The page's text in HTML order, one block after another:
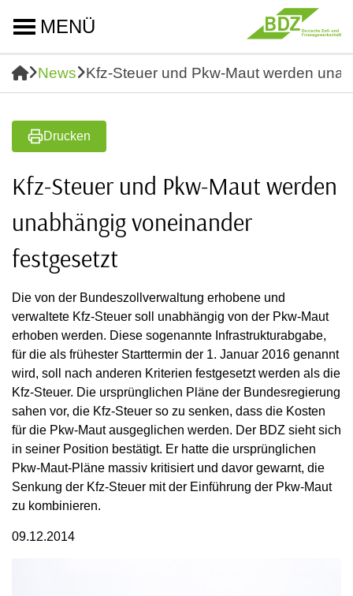
MENÜ
News Kfz-Steuer und Pkw-Maut werden
Drucken
Kfz-Steuer und Pkw-Maut werden
unabhängig voneinander
festgesetzt
Die von der Bundeszollverwaltung erhobene und
verwaltete Kfz-Steuer soll unabhängig von der Pkw-Maut
erhoben werden. Diese sogenannte Infrastrukturabgabe,
für die als frühester Starttermin der 1. Januar 2016 genannt
wird, soll nach anderen Kriterien festgesetzt werden als die
Kfz-Steuer. Die ursprünglichen Pläne der Bundesregierung
sahen vor, die Kfz-Steuer so zu senken, dass die Kosten
für die Pkw-Maut ausgeglichen werden. Der BDZ sieht sich
in seiner Position bestätigt. Er hatte die ursprünglichen
Pkw-Maut-Pläne massiv kritisiert und davor gewarnt, die
Senkung der Kfz-Steuer mit der Einführung der Pkw-Maut
zu kombinieren.
09.12.2014